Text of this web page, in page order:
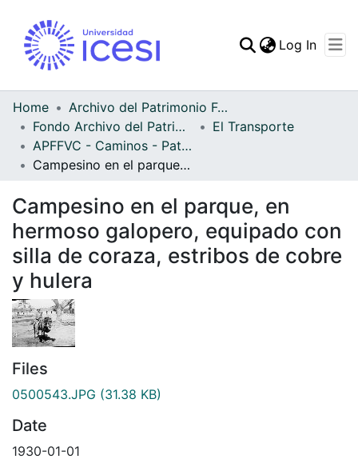
Statistics
Log In
Home
Archivo del Patrimonio Fotográfico y Fílmico del Valle del Cauca
Fondo Archivo del Patrimonio Fotográfico y Fílmico del Valle del Cauca
El Transporte
APFFVC - Caminos - Patrimonial
Campesino en el parque, en hermoso galopero, equipado con silla de coraza, estribos de cobre y hulera
Campesino en el parque, en
hermoso galopero, equipado con
silla de coraza, estribos de cobre
y hulera
Files
0500543.JPG (31.38 KB)
Date
1930-01-01